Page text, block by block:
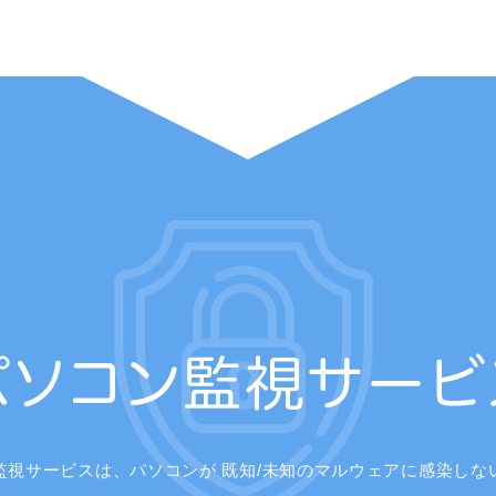
視サービスは、パソコンが 既知/未知のマルウェアに感染しな